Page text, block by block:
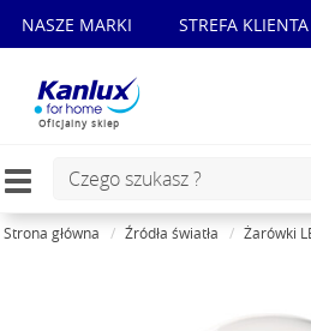
NASZE MARKI STREFA KLIENTA
Oficjalny sklep
Toggle
Strona główna Źródła światła Żarówki